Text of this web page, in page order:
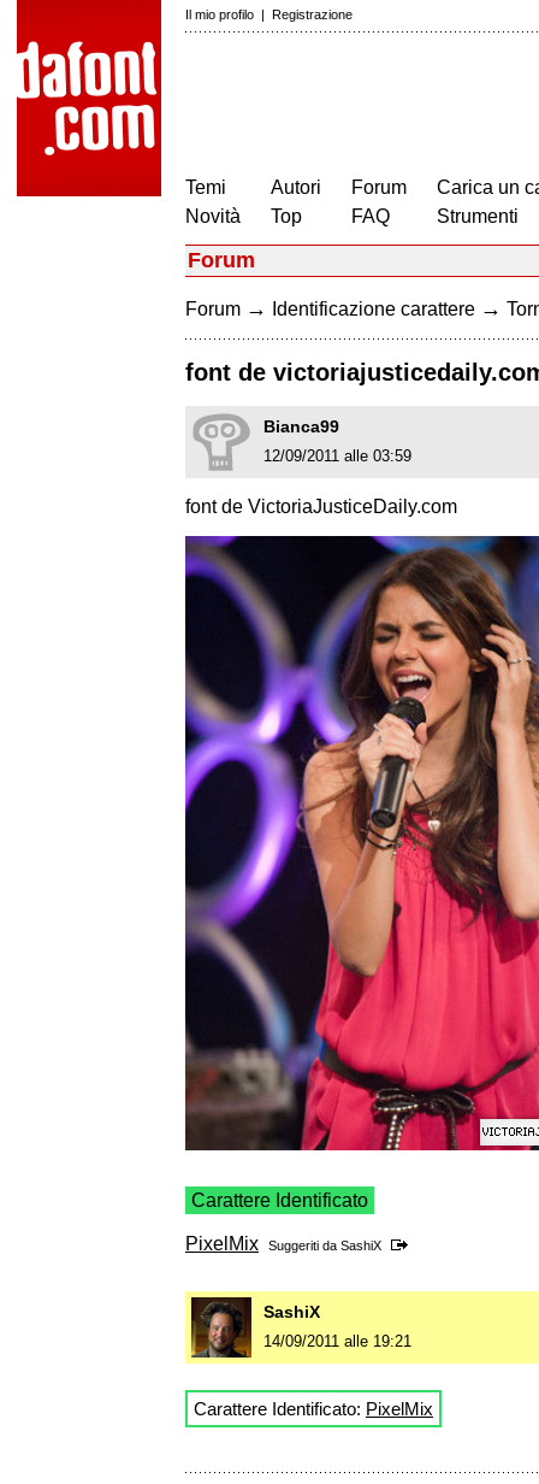
Il mio profilo | Registrazione
Temi
Novità
Autori
Top
Forum
FAQ
Carica un
Strumenti
Forum
Forum → Identificazione carattere →
font de
Bianca99
12/09/2011 alle 03:59
font de VictoriaJusticeDaily.com
Carattere Identificato
PixelMix Suggeriti da SashiX
SashiX
14/09/2011 alle 19:21
Carattere Identificato: PixelMix